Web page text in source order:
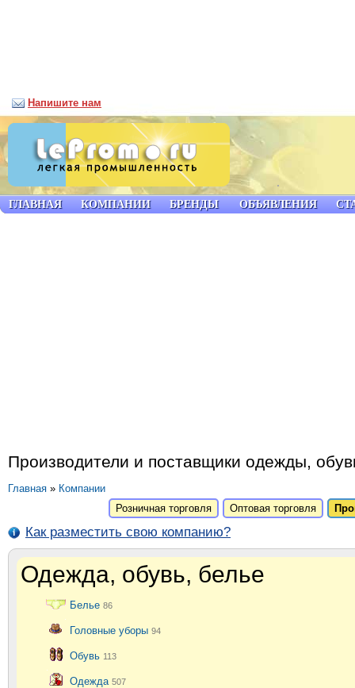
Производители и поставщики одежды,
Главная » Компании
Розничная торговля
Оптовая торговля
Как разместить свою компанию?
Одежда, обувь, белье
Белье 86
Головные уборы 94
Обувь 113
Одежда 507
ГЛАВНАЯ КОМПАНИИ БРЕНДЫ ОБЪЯВЛЕНИЯ
Напишите нам